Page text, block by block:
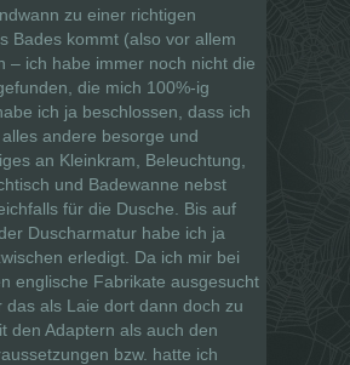
zu einer richtigen
Bades kommt (also vor allem
– ich habe immer noch nicht die
die mich 100%-ig
ich ja beschlossen, dass ich
andere besorge und
an Kleinkram, Beleuchtung,
und Badewanne nebst
für die Dusche. Bis auf
Duscharmatur habe ich ja
erledigt. Da ich mir bei
englische Fabrikate ausgesucht
das als Laie dort dann doch zu
den Adaptern als auch den
bzw. hatte ich